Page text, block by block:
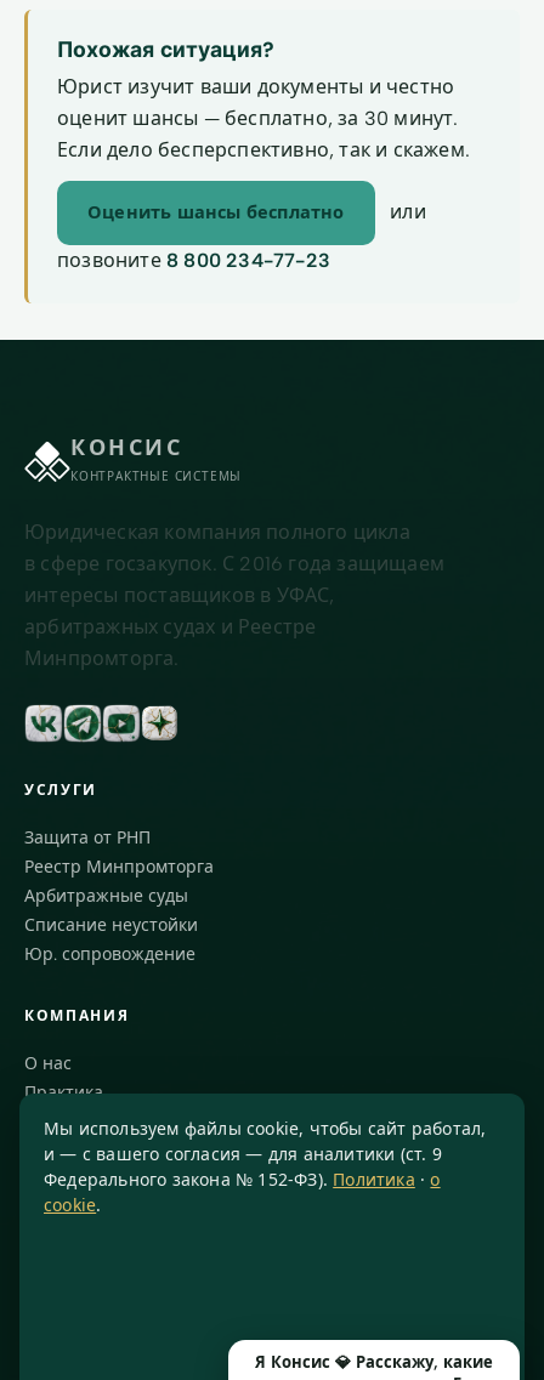
Похожая ситуация?
Юрист изучит ваши документы и честно
оценит шансы — бесплатно, за 30 минут.
Если дело бесперспективно, так и скажем.
Оценить шансы бесплатно или
позвоните 8 800 234-77-23
КОНСИС
КОНТРАКТНЫЕ СИСТЕМЫ
Юридическая компания полного цикла
в сфере госзакупок. С 2016 года защищаем
интересы поставщиков в УФАС,
арбитражных судах и Реестре
Минпромторга.
УСЛУГИ
Защита от РНП
Реестр Минпромторга
Арбитражные суды
Списание неустойки
Юр. сопровождение
КОМПАНИЯ
О нас
Практика
Блог
Команда
Благодарности
Москва, Варшавское шоссе, д. 1А, помещение 14/7
Мы используем файлы cookie, чтобы сайт работал,
и — с вашего согласия — для аналитики (ст. 9
Федерального закона № 152-ФЗ). Политика ·о
cookie.
Я Консис 💎 Расскажу, какие